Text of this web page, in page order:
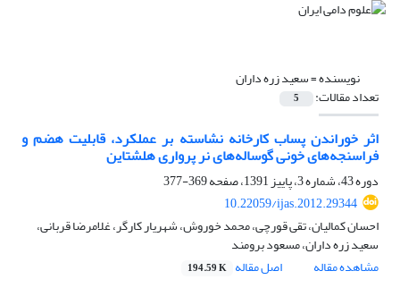
نویسنده =سعید زره داران
تعداد مقالات: 5
اثر خوراندن پساب کارخانه نشاسته بر عملکرد، قابلیت هضم و
فراسنجه‌های خونی گوساله‌های نر پرواری هلشتاین
دوره 43، شماره 3، پاییز 1391، صفحه
369-377
10.22059/ijas.2012.29344
احسان کمالیان، تقی قورچی، محمد خوروش، شهریار کارگر، غلامرضا قربانی،
سعید زره داران، مسعود برومند
مشاهده مقاله
اصل مقاله 194.59 K